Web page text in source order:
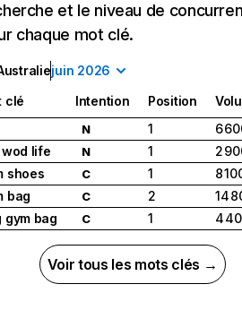
et le niveau de
chaque mot clé.
juin 2026
clé Intention Position
N 1
6
life
N 1
2
shoes
C 1
8
bag
C 2
14
gym bag
C 1 4
Voir tous les mots clés →